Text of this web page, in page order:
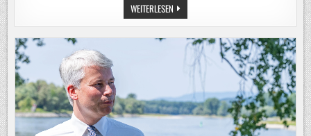
WEITERLESEN ZUM
TODE
KLAUS
OESTERLINGS:
MEHR
VERKEHRSPOLITIKER